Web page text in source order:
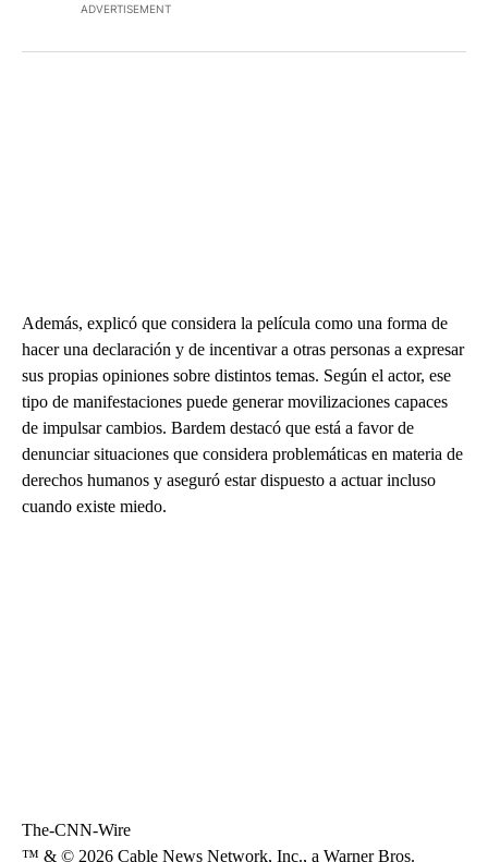
ADVERTISEMENT
Además, explicó que considera la película como una forma de
hacer una declaración y de incentivar a otras personas a expresar
sus propias opiniones sobre distintos temas. Según el actor, ese
tipo de manifestaciones puede generar movilizaciones capaces
de impulsar cambios. Bardem destacó que está a favor de
denunciar situaciones que considera problemáticas en materia de
derechos humanos y aseguró estar dispuesto a actuar incluso
cuando existe miedo.
The-CNN-Wire
™ & © 2026 Cable News Network, Inc., a Warner Bros.